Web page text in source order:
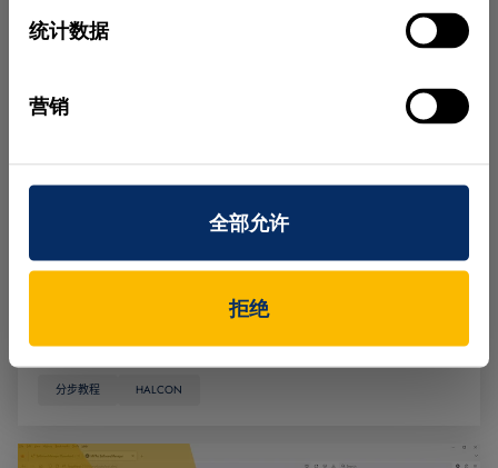
统计数据
营销
全部允许
拒绝
在本视频中，我们将向您初步介绍线扫描相机。
分步教程 HALCON